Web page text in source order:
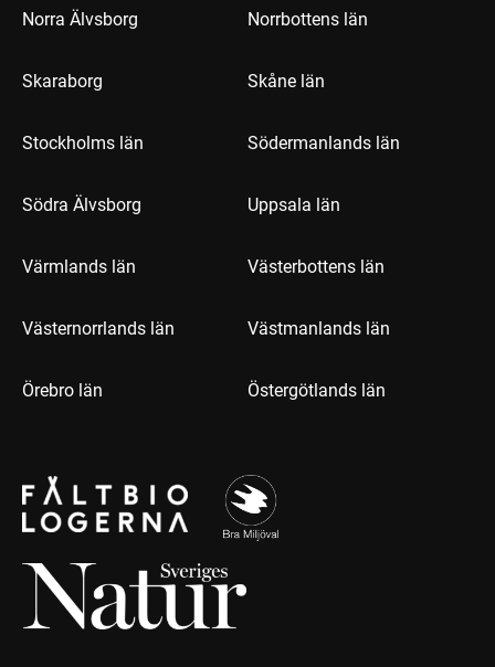
Norra Älvsborg Norrbottens län
Skaraborg Skåne län
Stockholms län Södermanlands län
Södra Älvsborg Uppsala län
Värmlands län Västerbottens län
Västernorrlands län Västmanlands län
Örebro län Östergötlands län